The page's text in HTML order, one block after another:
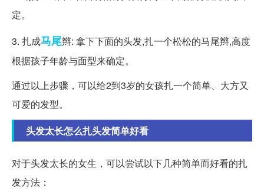
定。
3. 扎成马尾辫: 拿下下面的头发,扎一个松松的马尾辫,高度
根据孩子年龄与面型来确定。
通过以上步骤，可以给2到3岁的女孩扎一个简单、大方又
可爱的发型。
头发太长怎么扎头发简单好看
对于头发太长的女生，可以尝试以下几种简单而好看的扎
发方法：